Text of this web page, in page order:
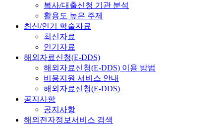
복사/대출신청 기관 분석
활용도 높은 주제
최신/인기 학술자료
최신자료
인기자료
해외자료신청(E-DDS)
해외자료신청(E-DDS) 이용 방법
비용지원 서비스 안내
해외자료신청(E-DDS)
공지사항
공지사항
해외전자정보서비스 검색